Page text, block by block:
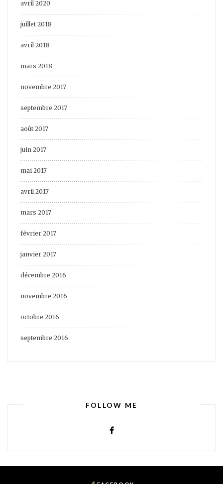
avril 2020
juillet 2018
avril 2018
mars 2018
novembre 2017
septembre 2017
août 2017
juin 2017
mai 2017
avril 2017
mars 2017
février 2017
janvier 2017
décembre 2016
novembre 2016
octobre 2016
septembre 2016
FOLLOW ME